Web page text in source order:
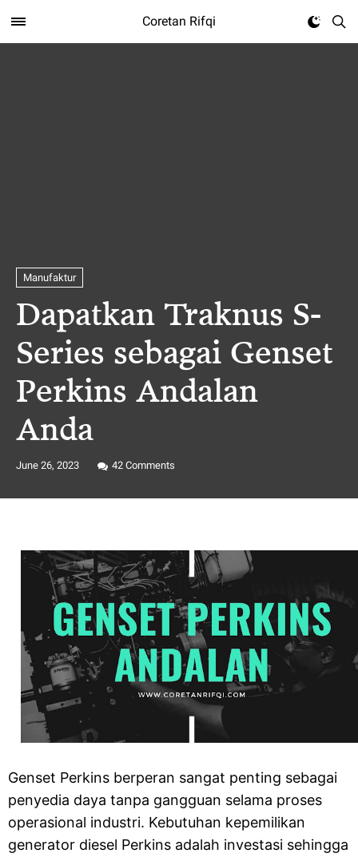
Coretan Rifqi
Manufaktur
Dapatkan Traknus S-
Series sebagai Genset
Perkins Andalan
Anda
June 26, 2023 42 Comments
Genset Perkins berperan sangat penting sebagai
penyedia daya tanpa gangguan selama proses
operasional industri. Kebutuhan kepemilikan
generator diesel Perkins adalah investasi sehingga